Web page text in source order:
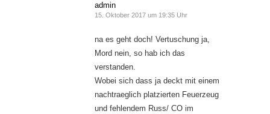
admin
15. Oktober 2017 um 19:35 Uhr
na es geht doch! Vertuschung ja,
Mord nein, so hab ich das
verstanden.
Wobei sich dass ja deckt mit einem
nachtraeglich platzierten Feuerzeug
und fehlendem Russ/ CO im